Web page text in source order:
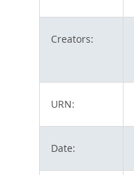
Creators:
URN:
Date: